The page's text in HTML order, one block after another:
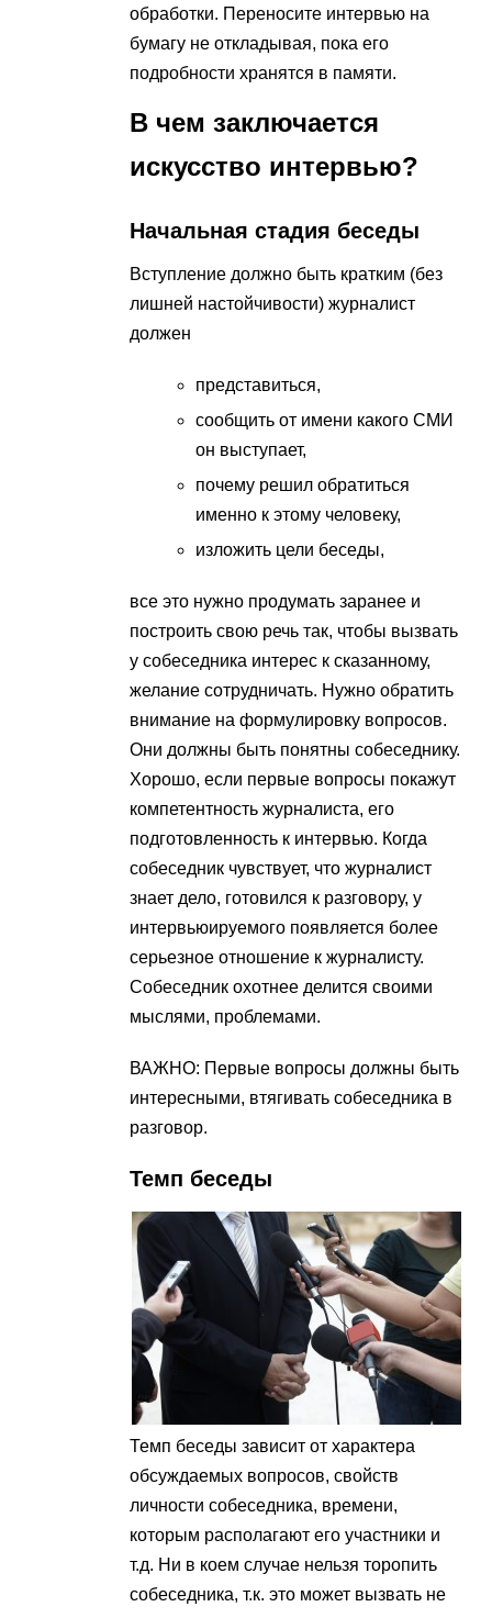
обработки. Переносите интервью на
бумагу не откладывая, пока его
подробности хранятся в памяти.
В чем заключается
искусство интервью?
Начальная стадия беседы
Вступление должно быть кратким (без
лишней настойчивости) журналист
должен
представиться,
сообщить от имени какого СМИ
он выступает,
почему решил обратиться
именно к этому человеку,
изложить цели беседы,
все это нужно продумать заранее и
построить свою речь так, чтобы вызвать
у собеседника интерес к сказанному,
желание сотрудничать. Нужно обратить
внимание на формулировку вопросов.
Они должны быть понятны собеседнику.
Хорошо, если первые вопросы покажут
компетентность журналиста, его
подготовленность к интервью. Когда
собеседник чувствует, что журналист
знает дело, готовился к разговору, у
интервьюируемого появляется более
серьезное отношение к журналисту.
Собеседник охотнее делится своими
мыслями, проблемами.
ВАЖНО: Первые вопросы должны быть
интересными, втягивать собеседника в
разговор.
Темп беседы
Темп беседы зависит от характера
обсуждаемых вопросов, свойств
личности собеседника, времени,
которым располагают его участники и
т.д. Ни в коем случае нельзя торопить
собеседника, т.к. это может вызвать не